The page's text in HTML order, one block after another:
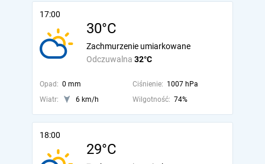
17:00
30°C
Odczuwalna 32°C
Zachmurzenie umiarkowane
Opad: 0 mm Ciśnienie: 1007 hPa
Wiatr:
6 km/h Wilgotność: 74%
18:00
29°C